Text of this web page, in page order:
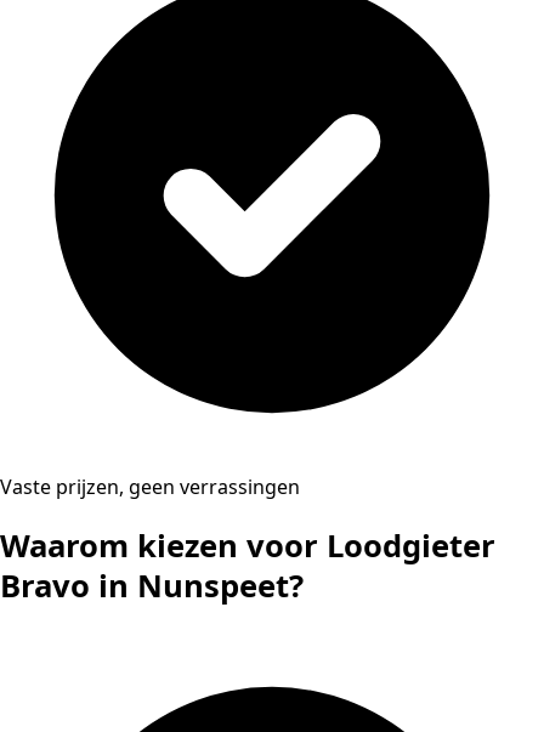
Vaste prijzen, geen verrassingen
Waarom kiezen voor Loodgieter
Bravo in Nunspeet?